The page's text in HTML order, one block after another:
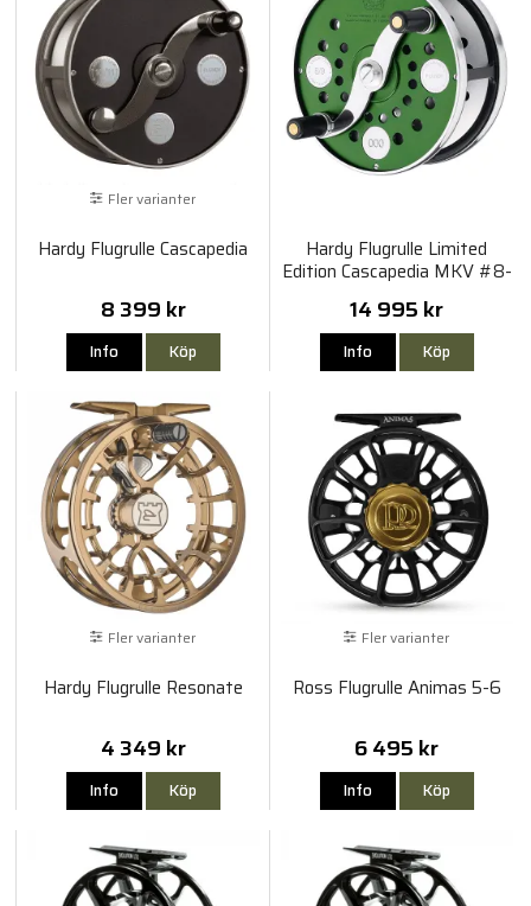
Fler varianter
Hardy Flugrulle Cascapedia
8 399 kr
Info Köp
Hardy Flugrulle Limited
Edition Cascapedia MKV #8-
14 995 kr
Info Köp
Fler varianter
Hardy Flugrulle Resonate
4 349 kr
Info Köp
Fler varianter
Ross Flugrulle Animas 5-6
6 495 kr
Info Köp